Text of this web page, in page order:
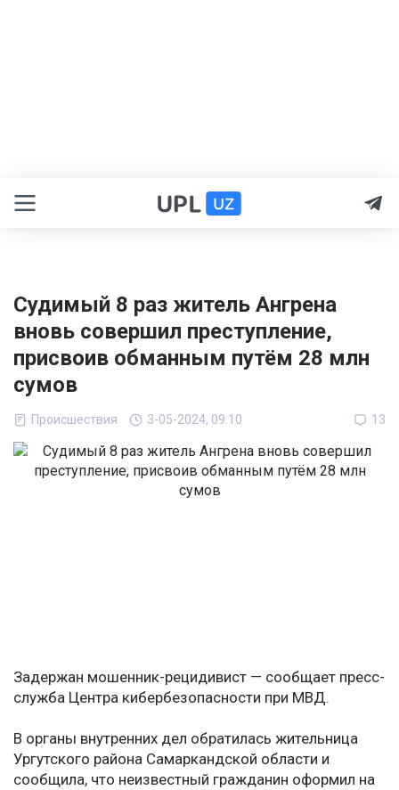
Судимый 8 раз житель Ангрена
вновь совершил преступление,
присвоив обманным путём 28 млн
сумов
Происшествия 3-05-2024, 09:10 13
Задержан мошенник-рецидивист — сообщает пресс-
служба Центра кибербезопасности при МВД.
В органы внутренних дел обратилась жительница
Ургутского района Самаркандской области и
сообщила, что неизвестный гражданин оформил на